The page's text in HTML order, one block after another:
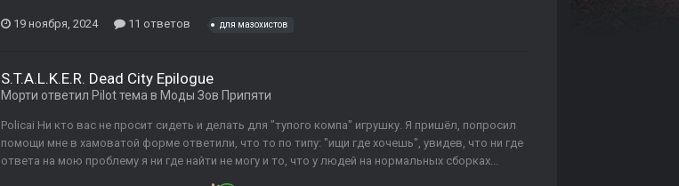
19 ноября, 2024 11 ответов для мазохистов
S.T.A.L.K.E.R. Dead City Epilogue
Морти ответил Pilotтема в Моды Зов Припяти
Policai Ни кто вас не просит сидеть и делать для "тупого компа" игрушку. Я пришёл, попросил
помощи мне в хамоватой форме ответили, что то по типу: "ищи где хочешь", увидев, что ни где
ответа на мою проблему я ни где найти не могу и то, что у людей на нормальных сборках...